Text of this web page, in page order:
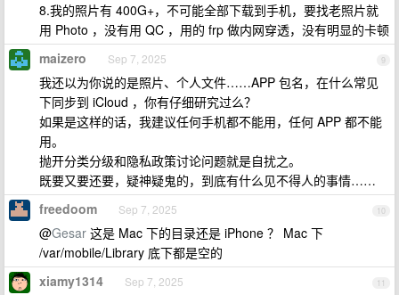
8.我的照片有 400G+，不可能全部下载到手机，要找老照片就
用 Photo ，没有用 QC ，用的 frp 做内网穿透，没有明显的卡顿
9
maizero Sep 7, 2025
我还以为你说的是照片、个人文件……APP 包名，在什么常见
下同步到 iCloud ，你有仔细研究过么？
如果是这样的话，我建议任何手机都不能用，任何 APP 都不能
用。
抛开分类分级和隐私政策讨论问题就是自扰之。
既要又要还要，疑神疑鬼的，到底有什么见不得人的事情……
10
freedoom Sep 7, 2025
@Gesar 这是 Mac 下的目录还是 iPhone ？ Mac 下
/var/mobile/Library 底下都是空的
11
xiamy1314 Sep 7, 2025